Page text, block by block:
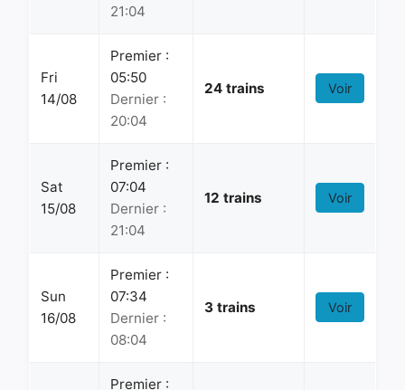
21:04
Fri
14/08
Premier :
05:50
Dernier :
20:04
24 trains Voir
Sat
15/08
Premier :
07:04
Dernier :
21:04
12 trains Voir
Sun
16/08
Premier :
07:34
Dernier :
08:04
3 trains Voir
Premier :